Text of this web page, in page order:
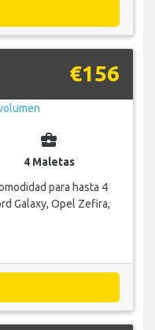
€156
business_center
4 Maletas
para hasta 4
Galaxy, Opel Zefira,